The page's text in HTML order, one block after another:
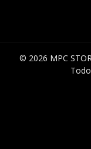
© 2026 MPC